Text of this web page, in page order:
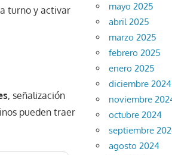
turno y activar
, señalización
pueden traer
mayo 2025
abril 2025
marzo 2025
febrero 2025
enero 2025
diciembre 2024
noviembre
octubre 2024
septiembre
agosto 2024